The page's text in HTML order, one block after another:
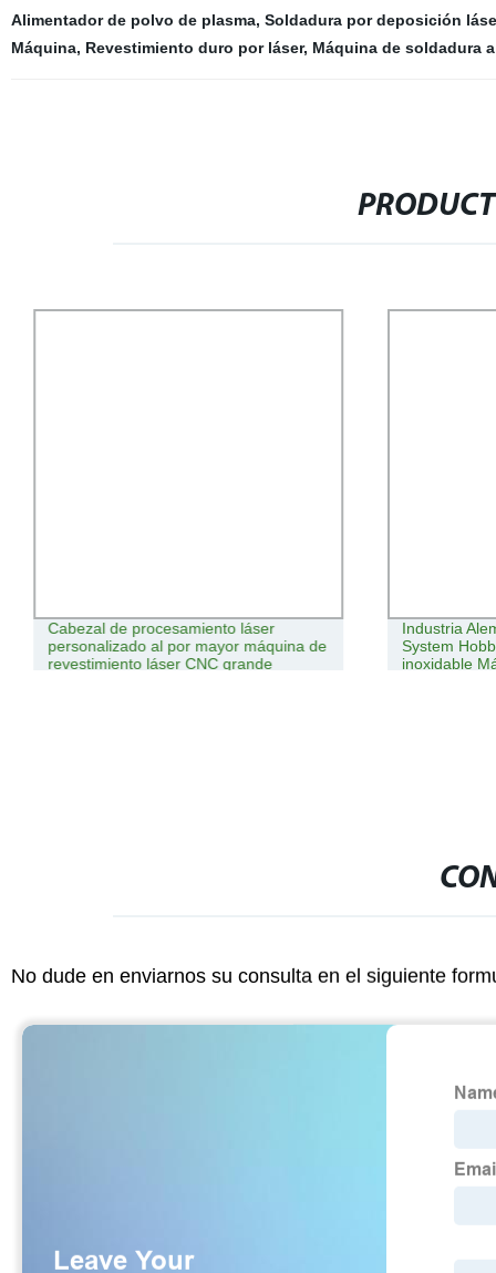
Alimentador de polvo de plasma, Soldadura por deposición
Máquina, Revestimiento duro por láser, Máquina de soldadura
Cabezal de procesamiento láser
personalizado al por mayor máquina de
revestimiento láser CNC grande
Industria
System
inoxidable
No dude en enviarnos su consulta en el siguiente